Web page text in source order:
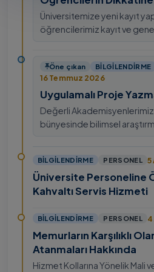
Üniversitemize yeni kayıt
öğrencilerimiz kayıt ve
Öne çıkan BILGILENDIRME
16 Temmuz 2026
Uygulamalı Proje
Değerli
bünyesinde bilimsel
BILGILENDIRME PERSONEL 5
Üniversite Personeline
Kahvaltı Servis Hizmeti
BILGILENDIRME PERSONEL
Memurların Karşılıklı
Atanmaları Hakkında
Hizmet Kollarına Yönelik Mali